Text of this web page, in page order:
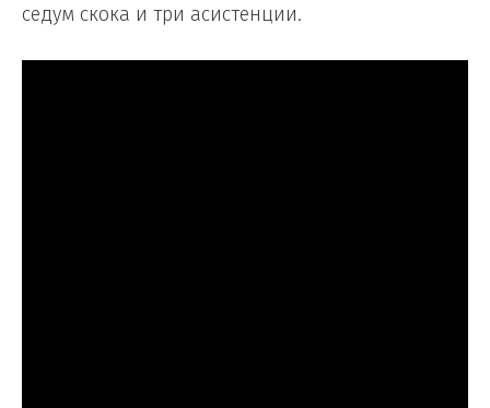
седум скока и три асистенции.